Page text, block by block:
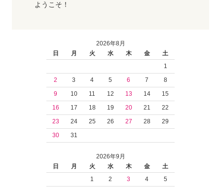
ようこそ！
2026年8月
日
月 火 水 木 金
土
1
2
3 4 5 6 7
8
9
10 11 12 13 14
15
16
17 18 19 20 21
22
23
24 25 26 27 28
29
30
31
2026年9月
日
月 火 水 木 金
土
1
2 3 4
5